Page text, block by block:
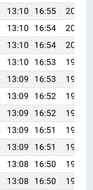
13:10 16:55
20:02
13:10 16:54
20:01
13:10 16:54
20:00
13:10 16:53
19:58
13:09 16:53
19:57
13:09 16:52
19:56
13:09 16:52
19:55
13:09 16:51
19:54
13:09 16:51
19:52
13:08 16:50
19:51
13:08 16:50
19:50